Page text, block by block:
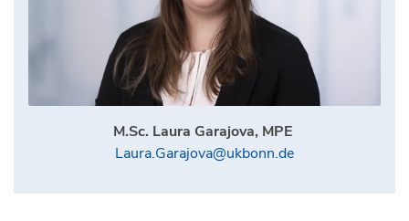
M.Sc. Laura Garajova, MPE
Laura.Garajova@ukbonn.de